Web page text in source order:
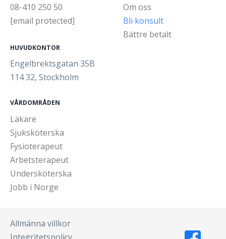
08-410 250 50
[email protected]
HUVUDKONTOR
Engelbrektsgatan 35B
114 32, Stockholm
Om oss
Bli konsult
Bättre betalt
VÅRDOMRÅDEN
Läkare
Sjuksköterska
Fysioterapeut
Arbetsterapeut
Undersköterska
Jobb i Norge
Allmänna villkor
Integritetspolicy